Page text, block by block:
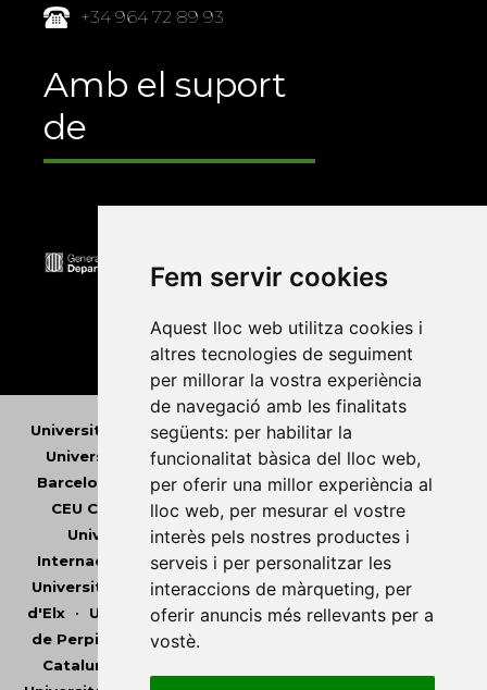
Fem servir cookies
Aquest lloc web utilitza cookies i
altres tecnologies de seguiment
per millorar la vostra experiència
de navegació amb les finalitats
següents: per habilitar la
funcionalitat bàsica del lloc web,
per oferir una millor experiència al
lloc web, per mesurar el vostre
interès pels nostres productes i
serveis i per personalitzar les
interaccions de màrqueting, per
oferir anuncis més rellevants per a
vostè.
+34 964 72 89 93
Amb el suport
de
Universitat Abat Oliba CEU•Universitat d'Alacant
Universitat d'Andorra•Universitat Autònoma de
Barcelona
Universitat de Barcelona•Universitat
CEU Cardenal Herrera
•Universitat de Girona
Universitat de les Illes Balears•Universitat
Internacional de Catalunya •Universitat Jaume I
Universitat de Lleida•Universitat Miguel Hernández
d'Elx• Universitat Oberta de Catalunya•Universitat
de Perpinyà Via Domitia
Catalunya